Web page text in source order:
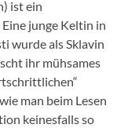
ist ein
junge Keltin in
wurde als Sklavin
ihr mühsames
man beim Lesen
keinesfalls so